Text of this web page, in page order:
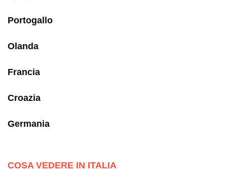
Portogallo
Olanda
Francia
Croazia
Germania
COSA VEDERE IN ITALIA